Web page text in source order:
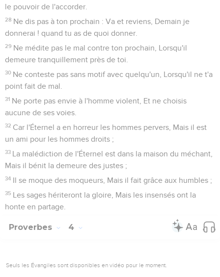
le pouvoir de l'accorder.
28 Ne dis pas à ton prochain : Va et reviens, Demain je
donnerai ! quand tu as de quoi donner.
29 Ne médite pas le mal contre ton prochain, Lorsqu'il
demeure tranquillement près de toi.
30 Ne conteste pas sans motif avec quelqu'un, Lorsqu'il ne t'a
point fait de mal.
31 Ne porte pas envie à l'homme violent, Et ne choisis
aucune de ses voies.
32 Car l'Éternel a en horreur les hommes pervers, Mais il est
un ami pour les hommes droits ;
33 La malédiction de l'Éternel est dans la maison du méchant,
Mais il bénit la demeure des justes ;
34 Il se moque des moqueurs, Mais il fait grâce aux humbles ;
35 Les sages hériteront la gloire, Mais les insensés ont la
honte en partage.
Proverbes 4
Seuls les Évangiles sont disponibles en vidéo pour le moment.